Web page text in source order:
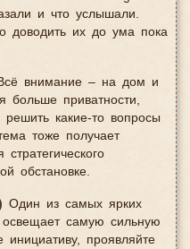
и что услышали.
доводить их до ума пока
внимание – на дом и
больше приватности,
решить какие-то вопросы
тоже получает
обстановке.
Один из самых ярких
самую сильную
проявляйте